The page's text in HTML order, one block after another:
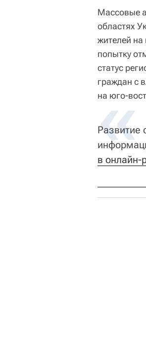
Массовые
областях
жителей на
попытку
статус
граждан с
на юго-
Развитие
в